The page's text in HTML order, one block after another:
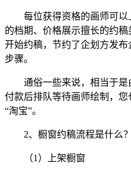
每位获得资格的画师可以
的档期、价格展示擅长的约
开始约稿，节约了企划方发
步骤。
通俗一些来说，相当于是
付款后排队等待画师绘制，
“淘宝”。
2、橱窗约稿流程是什么？
（1）上架橱窗